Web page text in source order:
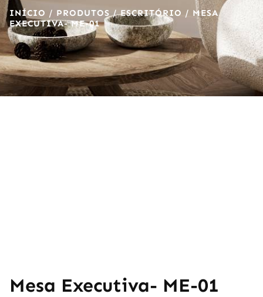
INÍCIO / PRODUTOS/ESCRITÓRIO / MESA
EXECUTIVA- ME-01
Mesa Executiva- ME-01